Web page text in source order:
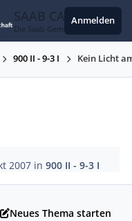
SAAB CARS
Die Saab Gemeinschaft
Anmelden
900 II - 9-3 I Kein Licht
2007 in900 II - 9-3 I
Neues Thema starten